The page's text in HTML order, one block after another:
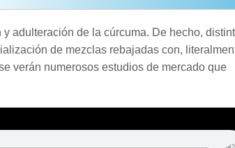
adulteración de la cúrcuma. De hecho,
de mezclas rebajadas con,
verán numerosos estudios de mercado que